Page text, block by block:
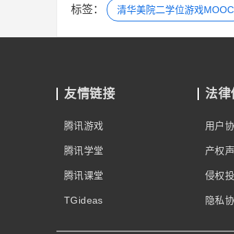
4.10 分布系统的关键能力
5.1 游戏人工智能综述
5.3 人工智能在游戏中主要方法 （下）
5.4 人工智能在游戏制作中的应用领域1
5.5 人工智能在游戏制作中的应用领域2
标签： 清华美院二学位游戏MOOC
友情链接
腾讯游戏
腾讯学堂
腾讯课堂
TGideas
法律
用户
产权
侵权
隐私